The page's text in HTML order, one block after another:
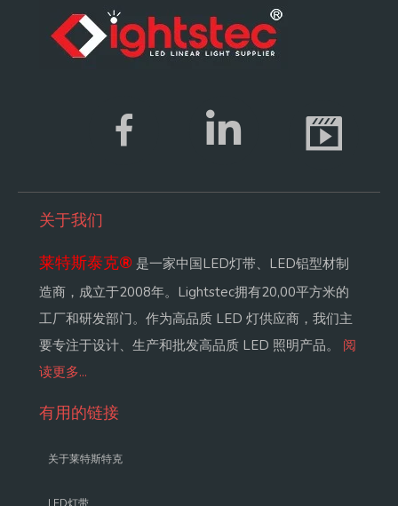
关于我们
莱特斯泰克® 是一家中国LED灯带、LED铝型材制
造商，成立于2008年。Lightstec拥有20,00平方米的
工厂和研发部门。作为高品质 LED 灯供应商，我们主
要专注于设计、生产和批发高品质 LED 照明产品。 阅
读更多...
有用的链接
关于莱特斯特克